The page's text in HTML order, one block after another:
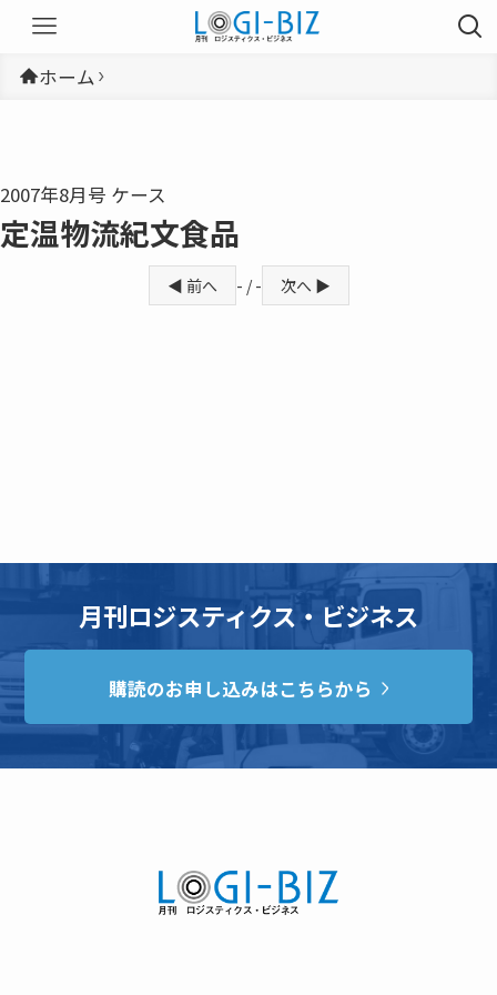
ホーム
2007年8月号 ケース
定温物流紀文食品
◀ 前へ - / - 次へ ▶
月刊ロジスティクス・ビジネス
購読のお申し込みはこちらから